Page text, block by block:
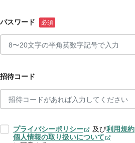
パスワード
招待コード
プライバシーポリシー 及び利用規約
個人情報の取り扱いについて